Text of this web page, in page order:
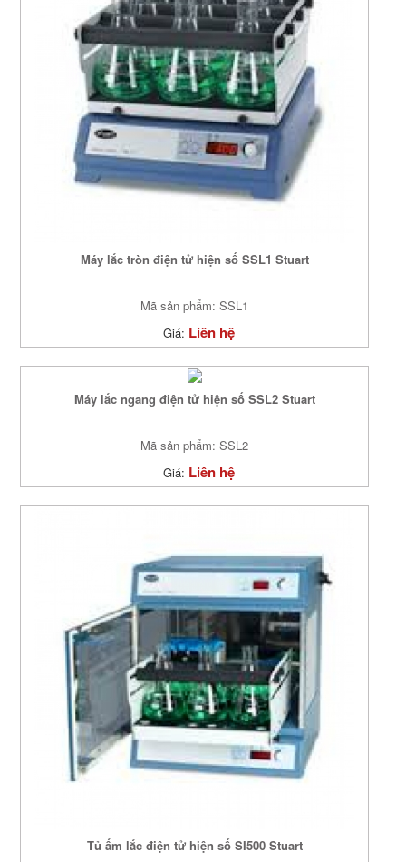
Máy lắc tròn điện tử hiện số SSL1 Stuart
Mã sản phẩm: SSL1
Giá: Liên hệ
Máy lắc ngang điện tử hiện số SSL2 Stuart
Mã sản phẩm: SSL2
Giá: Liên hệ
Tủ ấm lắc điện tử hiện số SI500 Stuart